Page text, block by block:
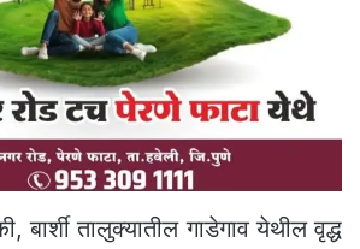
बार्शी तालुक्यातील गाडेगाव येथील वृद्ध